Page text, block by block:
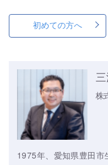
初めての方へ
株
1975年、愛知県豊田市